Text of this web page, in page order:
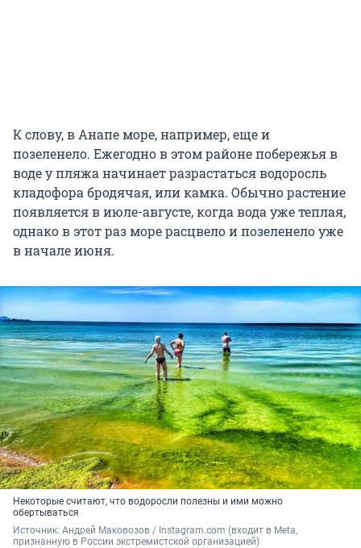
К слову, в Анапе море, например, еще и
позеленело. Ежегодно в этом районе побережья в
воде у пляжа начинает разрастаться водоросль
кладофора бродячая, или камка. Обычно растение
появляется в июле-августе, когда вода уже теплая,
однако в этот раз море расцвело и позеленело уже
в начале июня.
Некоторые считают, что водоросли полезны и ими можно
обертываться
Источник: Андрей Маковозов / Instagram.com (входит в Meta,
признанную в России экстремистской организацией)